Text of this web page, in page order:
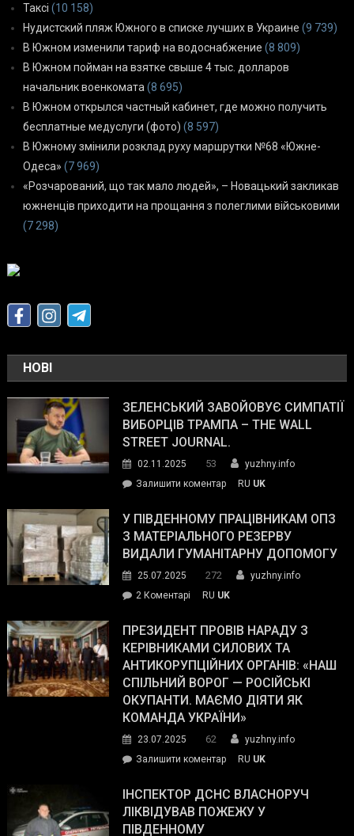
Таксі (10 158)
Нудистский пляж Южного в списке лучших в Украине (9 739)
В Южном изменили тариф на водоснабжение (8 809)
В Южном пойман на взятке свыше 4 тыс. долларов
начальник военкомата (8 695)
В Южном открылся частный кабинет, где можно получить
бесплатные медуслуги (фото) (8 597)
В Южному змінили розклад руху маршрутки №68 «Южне-
Одеса» (7 969)
«Розчарований, що так мало людей», – Новацький закликав
южненців приходити на прощання з полеглими військовими
(7 298)
НОВІ
ЗЕЛЕНСЬКИЙ ЗАВОЙОВУЄ СИМПАТІЇ
ВИБОРЦІВ ТРАМПА – THE WALL
STREET JOURNAL.
02.11.2025 53
yuzhny.info
Залишити коментарon
завойовує
симпатії
виборців
The
Street
Journal.
RU UK
У ПІВДЕННОМУ ПРАЦІВНИКАМ ОПЗ
З МАТЕРІАЛЬНОГО РЕЗЕРВУ
ВИДАЛИ ГУМАНІТАРНУ ДОПОМОГУ
25.07.2025 272
yuzhny.info
2 Коментарі
Південному
працівникам
ОПЗ
з
матеріального
резерву
гуманітарну
допомогу
RU UK
ПРЕЗИДЕНТ ПРОВІВ НАРАДУ З
КЕРІВНИКАМИ СИЛОВИХ ТА
АНТИКОРУПЦІЙНИХ ОРГАНІВ: «НАШ
СПІЛЬНИЙ ВОРОГ — РОСІЙСЬКІ
ОКУПАНТИ. МАЄМО ДІЯТИ ЯК
КОМАНДА УКРАЇНИ»
23.07.2025 62
yuzhny.info
Залишити коментарon
провів
нараду
RU UK
ІНСПЕКТОР ДСНС ВЛАСНОРУЧ
ЛІКВІДУВАВ ПОЖЕЖУ У
ПІВДЕННОМУ